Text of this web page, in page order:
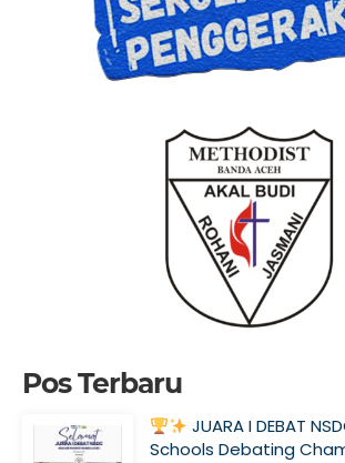
Pos Terbaru
JUARA I DEBAT
Schools Debating